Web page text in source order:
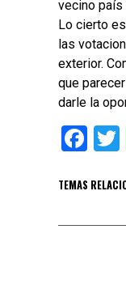
vecino país
Lo cierto
las
exterior.
que
darle la
TEMAS